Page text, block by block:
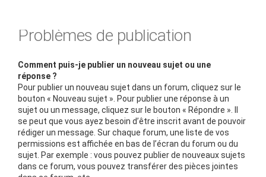
Problèmes de publication
Comment puis-je publier un nouveau sujet ou une
réponse ?
Pour publier un nouveau sujet dans un forum, cliquez sur le
bouton « Nouveau sujet ». Pour publier une réponse à un
sujet ou un message, cliquez sur le bouton « Répondre ». Il
se peut que vous ayez besoin d’être inscrit avant de pouvoir
rédiger un message. Sur chaque forum, une liste de vos
permissions est affichée en bas de l’écran du forum ou du
sujet. Par exemple : vous pouvez publier de nouveaux sujets
dans ce forum, vous pouvez transférer des pièces jointes